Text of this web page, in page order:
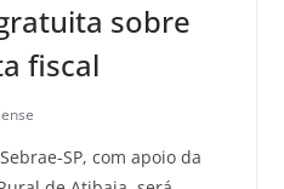
sobre
fiscal
SP, com apoio da